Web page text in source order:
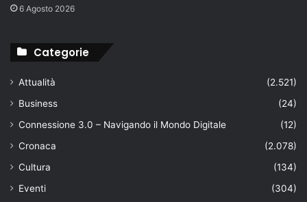
6 Agosto 2026
Categorie
Attualità
(2.521)
Business
(24)
Connessione 3.0 – Navigando il Mondo Digitale
(12)
Cronaca
(2.078)
Cultura
(134)
Eventi
(304)